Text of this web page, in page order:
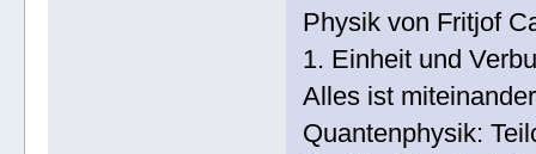
Physik von Fritjof
1. Einheit und
Alles ist
Quantenphysik: